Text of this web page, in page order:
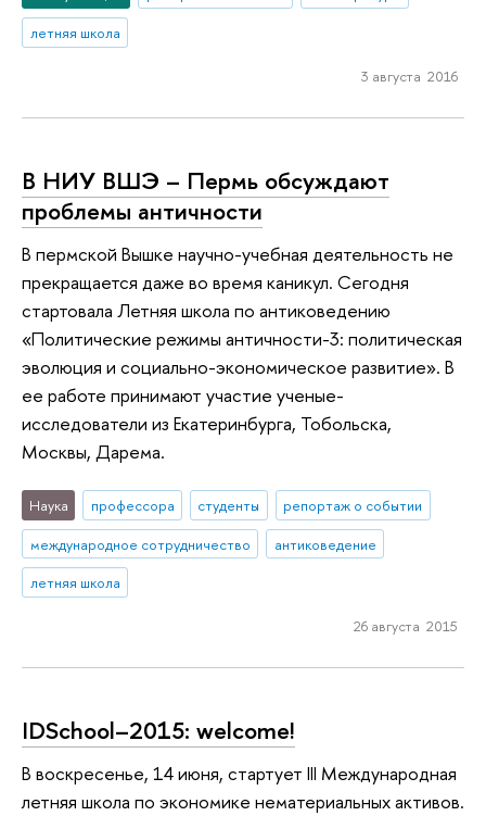
летняя школа
3 августа 2016
В НИУ ВШЭ – Пермь обсуждают
проблемы античности
В пермской Вышке научно-учебная деятельность не
прекращается даже во время каникул. Сегодня
стартовала Летняя школа по антиковедению
«Политические режимы античности-3: политическая
эволюция и социально-экономическое развитие». В
ее работе принимают участие ученые-
исследователи из Екатеринбурга, Тобольска,
Москвы, Дарема.
Наука профессора студенты
репортаж о событии
международное сотрудничество
антиковедение
летняя школа
26 августа 2015
IDSchool–2015: welcome!
В воскресенье, 14 июня, стартует III Международная
летняя школа по экономике нематериальных активов.